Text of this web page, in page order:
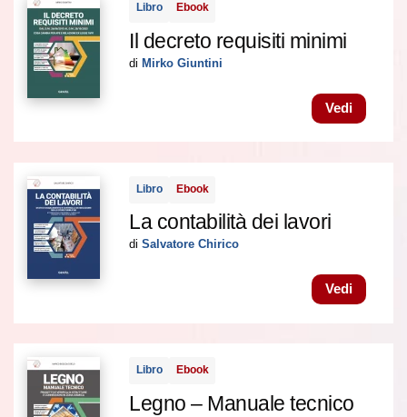
Libro Ebook
Il decreto requisiti minimi
di Mirko Giuntini
Vedi
Libro Ebook
La contabilità dei lavori
di Salvatore Chirico
Vedi
Libro Ebook
Legno – Manuale tecnico